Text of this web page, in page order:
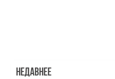
НЕДАВНЕЕ